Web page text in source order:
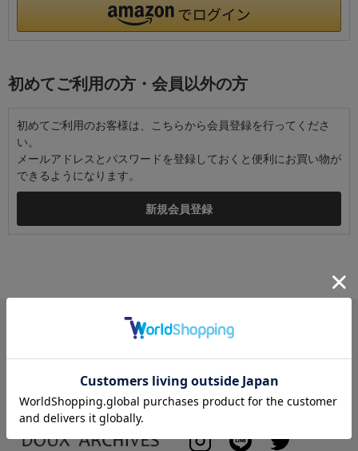
初めてご利用の方・会員以外の方
初めてご利用のお客様は、こちらから会員登録を行ってくださ
い。
メールアドレスとパスワードを登録しておくと便利にお買い物が
できるようになります。